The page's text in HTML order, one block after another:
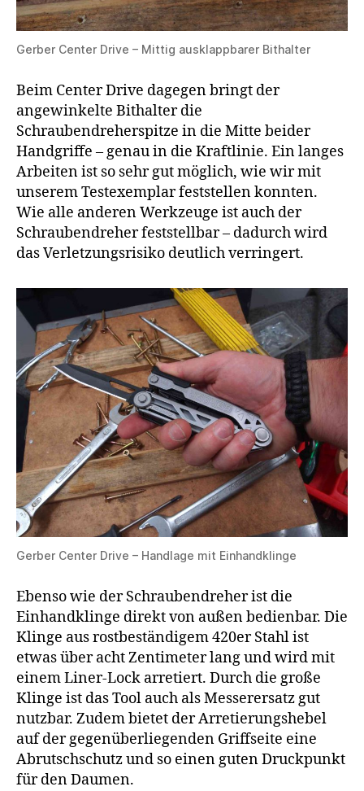
Gerber Center Drive – Mittig ausklappbarer Bithalter
Beim Center Drive dagegen bringt der
angewinkelte Bithalter die
Schraubendreherspitze in die Mitte beider
Handgriffe – genau in die Kraftlinie. Ein langes
Arbeiten ist so sehr gut möglich, wie wir mit
unserem Testexemplar feststellen konnten.
Wie alle anderen Werkzeuge ist auch der
Schraubendreher feststellbar – dadurch wird
das Verletzungsrisiko deutlich verringert.
Gerber Center Drive – Handlage mit Einhandklinge
Ebenso wie der Schraubendreher ist die
Einhandklinge direkt von außen bedienbar. Die
Klinge aus rostbeständigem 420er Stahl ist
etwas über acht Zentimeter lang und wird mit
einem Liner-Lock arretiert. Durch die große
Klinge ist das Tool auch als Messerersatz gut
nutzbar. Zudem bietet der Arretierungshebel
auf der gegenüberliegenden Griffseite eine
Abrutschschutz und so einen guten Druckpunkt
für den Daumen.